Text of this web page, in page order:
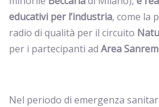
educativi per l’industria, come la
radio di qualità per il circuito
per i partecipanti ad Area
Nel periodo di emergenza